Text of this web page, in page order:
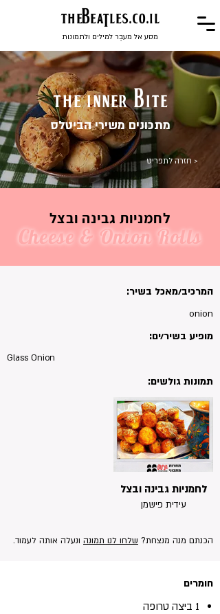
theBeaTles.co.il
מסע אל מעבֶר למילים ולתמונות
the inner bite
מתכונים משירי הביטלס
< חזרה לתפריט
לחמניות גבינה ובצל
Cheese & Onion Rolls
המרכיב/מאכל בשיר:
onion
מופיע בשיר/ים:
Glass Onion
תמונות גולשים:
לחמניות גבינה ובצל
עידית פישמן
הכנתם מנה מנצחת? שלחו לנו תמונה ונעלה אותה לעמוד.
חומרים
1 ביצה טרופה